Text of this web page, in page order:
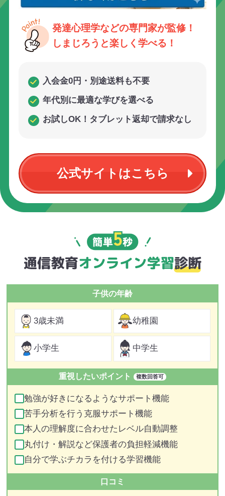
発達心理学などの専門家が監修！
しまじろうと楽しく学べる！
入会金0円・別途送料も不要
年代別に最適な学びを選べる
お試しOK！タブレット返却で請求なし
公式サイトはこちら
子供の年齢
3歳未満 幼稚園
小学生 中学生
重視したいポイント 複数回答可
勉強が好きになるようなサポート機能
苦手分析を行う克服サポート機能
本人の理解度に合わせたレベル自動調整
丸付け・解説など保護者の負担軽減機能
自分で学ぶチカラを付ける学習機能
口コミ